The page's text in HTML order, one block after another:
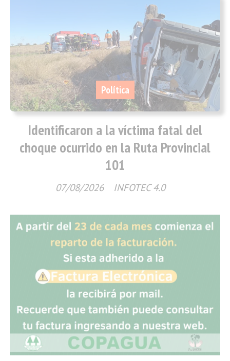
Identificaron a la víctima fatal del
choque ocurrido en la Ruta Provincial
101
INFOTEC 4.0
Política
07/08/2026